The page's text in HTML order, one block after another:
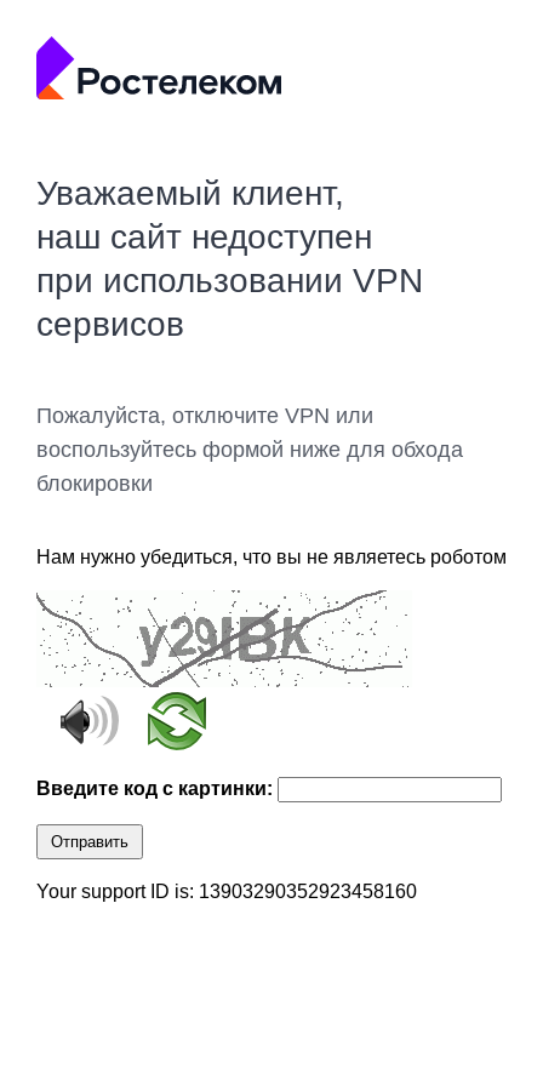
Уважаемый клиент,
наш сайт недоступен
при использовании VPN
сервисов
Пожалуйста, отключите VPN или
воспользуйтесь формой ниже для обхода
блокировки
Нам нужно убедиться, что вы не являетесь роботом
Введите код с картинки:
Отправить
Your support ID is: 13903290352923458160